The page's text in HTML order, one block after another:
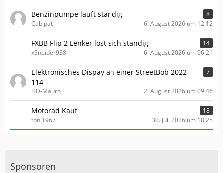
Benzinpumpe läuft ständig
8
Cab pat
6. August 2026 um 12:12
FXBB Flip 2 Lenker löst sich ständig
14
xSneider938
6. August 2026 um 06:21
Elektronisches Dispay an einer StreetBob 2022 -
114
7
HD-Mauro 2. August 2026 um 09:46
Motorad Kauf
18
toni1967
30. Juli 2026 um 18:25
Sponsoren